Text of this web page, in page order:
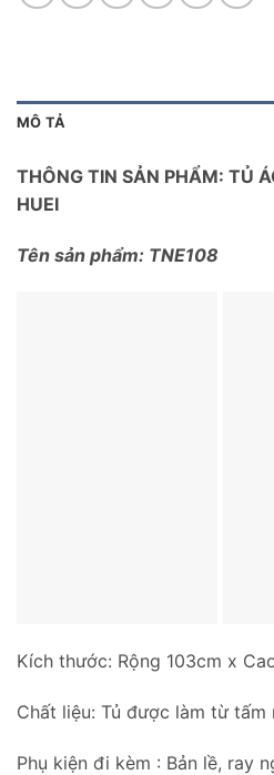
MÔ TẢ
THÔNG TIN SẢN PHẨM: TỦ
HUEI
Tên sản phẩm: TNE108
Kích thước: Rộng 103cm x
Chất liệu: Tủ được làm từ tấm
Phụ kiện đi kèm : Bản lề, ray